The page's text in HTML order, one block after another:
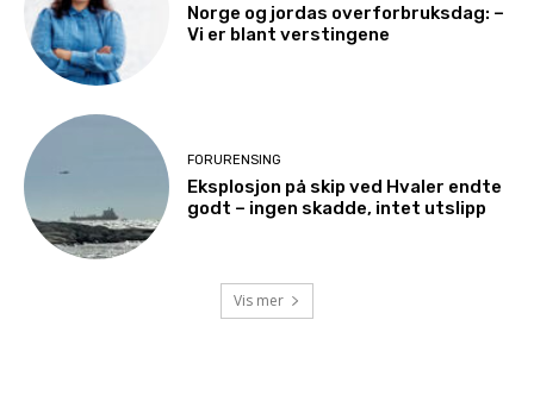
Norge og jordas overforbruksdag: –
Vi er blant verstingene
FORURENSING
Eksplosjon på skip ved Hvaler endte
godt – ingen skadde, intet utslipp
Vis mer